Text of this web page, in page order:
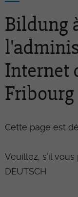
Bildung
Internet
Fribourg
Cette page est
Veuillez, s'il vous
DEUTSCH